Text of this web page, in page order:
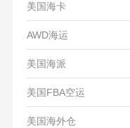
美国海卡
AWD海运
美国海派
美国FBA空运
美国海外仓